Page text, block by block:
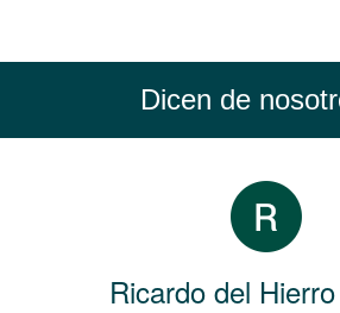
Dicen de
Ricardo del